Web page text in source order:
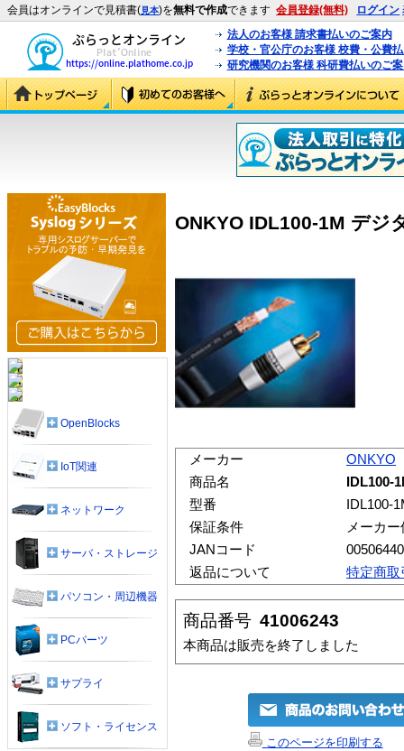
会員はオンラインで見積書(見本)を無料で作成できます 会員登録(無料) ログイン
法人のお客様 請求書払いのご案内
学校・官公庁のお客様 校費・公費
研究機関のお客様 科研費払いのご
ONKYO IDL100-1M デジ
メーカー
ONKYO
商品名
IDL100-
型番
IDL100-
保証条件
メーカ
JANコード
返品について
特定商取
商品番号 41006243
本商品は販売を終了しました
このページを印刷する
OpenBlocks
IoT関連
ネットワーク
サーバ・ストレージ
パソコン・周辺機器
PCパーツ
サプライ
ソフト・ライセンス